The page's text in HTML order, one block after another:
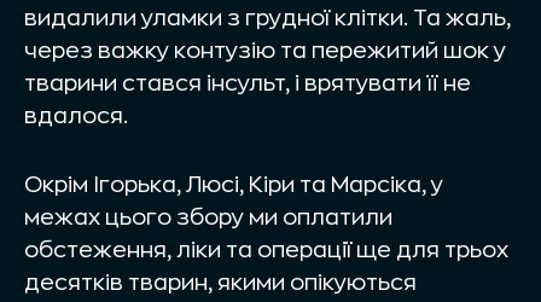
видалили уламки з грудної клітки. Та жаль,
через важку контузію та пережитий шок у
тварини стався інсульт, і врятувати її не
вдалося.
Окрім Ігорька, Люсі, Кіри та Марсіка, у
межах цього збору ми оплатили
обстеження, ліки та операції ще для трьох
десятків тварин, якими опікуються